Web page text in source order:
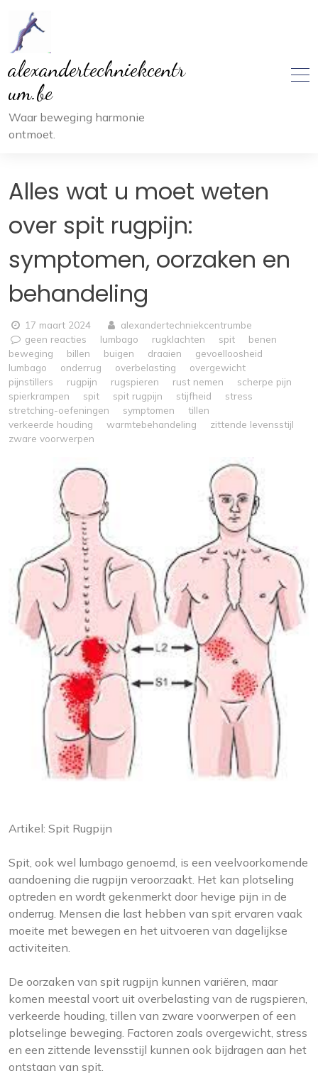
inhoud
alexandertechniekcentr
um.be
Waar beweging harmonie
ontmoet.
Alles wat u moet weten
over spit rugpijn:
symptomen, oorzaken en
behandeling
17 maart 2024
alexandertechniekcentrumbe
geen reacties
lumbago rugklachten spit
benen
beweging
billen buigen draaien
gevoelloosheid
lumbago
onderrug overbelasting
overgewicht
pijnstillers
rugpijn rugspieren rust nemen
scherpe pijn
spierkrampen
spit spit rugpijn stijfheid
stress
stretching-oefeningen
symptomen
tillen
verkeerde houding
warmtebehandeling
zittende levensstijl
zware voorwerpen
Artikel: Spit Rugpijn
Spit, ook wel lumbago genoemd, is een veelvoorkomende
aandoening die rugpijn veroorzaakt. Het kan plotseling
optreden en wordt gekenmerkt door hevige pijn in de
onderrug. Mensen die last hebben van spit ervaren vaak
moeite met bewegen en het uitvoeren van dagelijkse
activiteiten.
De oorzaken van spit rugpijn kunnen variëren, maar
komen meestal voort uit overbelasting van de rugspieren,
verkeerde houding, tillen van zware voorwerpen of een
plotselinge beweging. Factoren zoals overgewicht, stress
en een zittende levensstijl kunnen ook bijdragen aan het
ontstaan van spit.